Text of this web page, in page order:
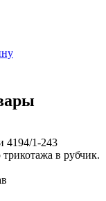
4194/1-243
в рубчик.